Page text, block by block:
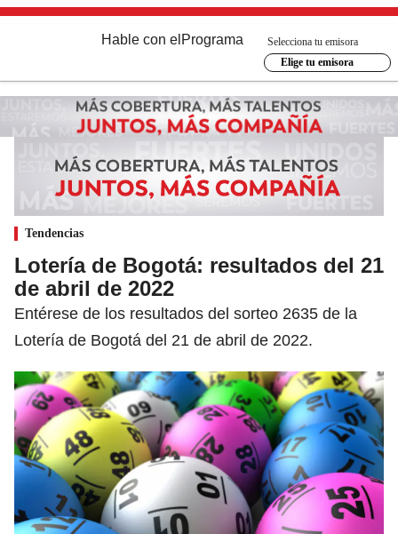
Hable con el Programa
Selecciona tu emisora
Elige tu emisora
Tendencias
Lotería de Bogotá: resultados del 21
de abril de 2022
Entérese de los resultados del sorteo 2635 de la
Lotería de Bogotá del 21 de abril de 2022.